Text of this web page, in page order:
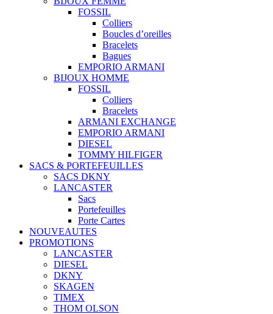
FOSSIL
Colliers
Boucles d’oreilles
Bracelets
Bagues
EMPORIO ARMANI
BIJOUX HOMME
FOSSIL
Colliers
Bracelets
ARMANI EXCHANGE
EMPORIO ARMANI
DIESEL
TOMMY HILFIGER
SACS & PORTEFEUILLES
SACS DKNY
LANCASTER
Sacs
Portefeuilles
Porte Cartes
NOUVEAUTES
PROMOTIONS
LANCASTER
DIESEL
DKNY
SKAGEN
TIMEX
THOM OLSON